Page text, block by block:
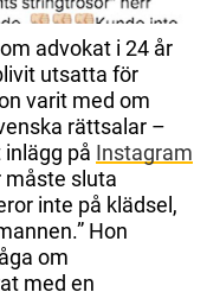
advokat i 24 år
utsatta för
varit med om
rättsalar –
på Instagram
måste sluta
inte på klädsel,
Hon
om
med en